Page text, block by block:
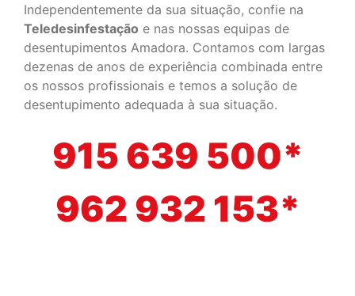
Independentemente da sua situação, confie na
Teledesinfestação e nas nossas equipas de
desentupimentos Amadora. Contamos com largas
dezenas de anos de experiência combinada entre
os nossos profissionais e temos a solução de
desentupimento adequada à sua situação.
915 639 500*
962 932 153*